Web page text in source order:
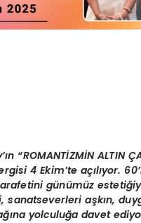
“ROMANTİZMİN ALTIN
4 Ekim’te açılıyor.
günümüz
sanatseverleri aşkın,
yolculuğa davet